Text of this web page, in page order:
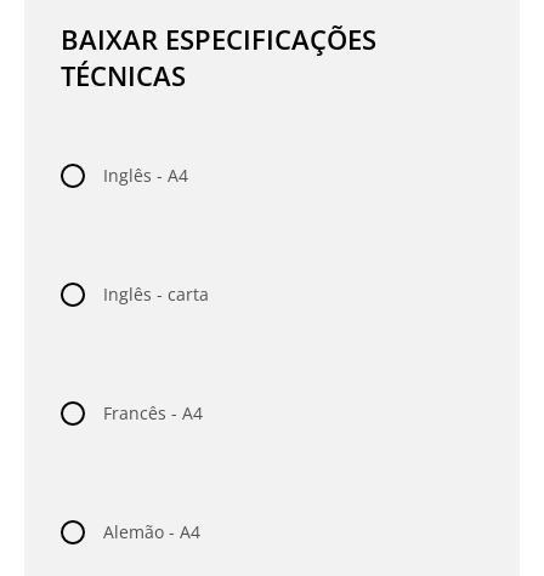
BAIXAR ESPECIFICAÇÕES
TÉCNICAS
Inglês - A4
Inglês - carta
Francês - A4
Alemão - A4